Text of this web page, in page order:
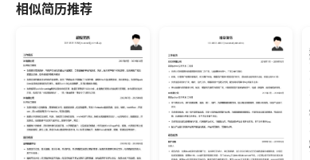
相似简历推荐